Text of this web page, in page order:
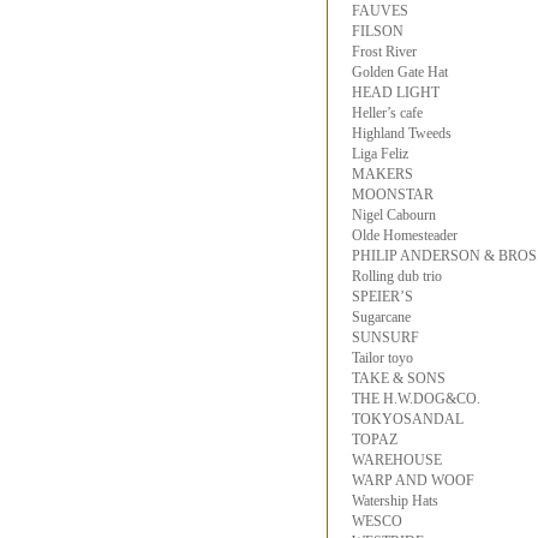
FAUVES
FILSON
Frost River
Golden Gate Hat
HEAD LIGHT
Heller’s cafe
Highland Tweeds
Liga Feliz
MAKERS
MOONSTAR
Nigel Cabourn
Olde Homesteader
PHILIP ANDERSON &
Rolling dub trio
SPEIER’S
Sugarcane
SUNSURF
Tailor toyo
TAKE & SONS
THE H.W.DOG&CO.
TOKYOSANDAL
TOPAZ
WAREHOUSE
WARP AND WOOF
Watership Hats
WESCO